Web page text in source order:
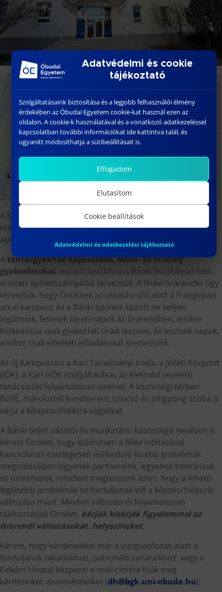
A Kampusz megközelíthető többek között a Lehel téri M3
metro állomástól a 14-es villamossal (6 megálló), de több
autóbusz járat is érinti a Frangepán utca környékét.
A tantárgyakhoz kapcsolódó, labor- és műhely
gyakorlatokat viszont továbbra is Bánki felújítással nem
érintett épületszárnyaiba tervezzük. A félévi órarendet úgy
terveztük, hogy Önöknek az oktatási idő alatt a Frangepán
utcai kampusz és a Bánki épülete között ne kelljen
ingázniuk, lesznek olyan napok az órarendben, amikor
blokkosítva csak gyakorlati óráik lesznek, és lesznek napok,
amikor csak elméleti előadásokat szervezünk.
Az új Kampuszon a Kari Tanulmányi Iroda, a Jólléti Központ
(JÓK), a Kari HÖK szolgáltatásai, az életmód vezetési
tanácsadás folyamatosan üzemel. A közösségi térben
BÜFÉ, márciustól konditerem, csocsó és pingpong szoba is
várja a kikapcsolódásra vágyókat.
A Bánki teljes oktatói és munkatársi közössége nevében is
kérem Önöket, hogy különösen a félév indításával
kapcsolatos esetlegesen előforduló kisebb problémák
megoldásában legyenek partnereink, legyenek toleránsak
és türelmesek, mindent megteszünk azért, hogy a lehető
legkisebb problémák se forduljanak elő a képzési helyszín
változása miatt. Minden változásról folyamatosan
tájékoztatjuk Önöket, kérjük kísérjék figyelemmel az
órarendi változásokat, helyszíneket.
Kérem, hogy kérdéseikkel már a vizsgaidőszak alatt is
forduljanak oktatóikhoz, patronáló tanáraikhoz, vagy a
Dékáni Hivatal központi e-mail címére írják meg
kérdéseiket, észrevételeiket (dh@bgk.uni-obuda.hu).
Adatvédelmi és cookie
tájékoztató
Szolgáltatásaink biztosítása és a legjobb felhasználói élmény
érdekében az Óbudai Egyetem cookie-kat használ ezen az
oldalon. A cookie-k használatával és a vonatkozó adatkezeléssel
kapcsolatban további információkat ide kattintva talál, és
ugyanitt módosíthatja a sütibeállításait is.
Elfogadom
Elutasítom
Cookie beállítások
Adatvédelmi és adatkezelési tájékoztató